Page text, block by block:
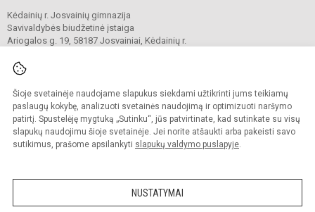
Šioje svetainėje naudojame slapukus siekdami užtikrinti jums teikiamų
paslaugų kokybę, analizuoti svetainės naudojimą ir optimizuoti naršymo
patirtį. Spustelėję mygtuką „Sutinku“, jūs patvirtinate, kad sutinkate su visų
slapukų naudojimu šioje svetainėje. Jei norite atšaukti arba pakeisti savo
sutikimus, prašome apsilankyti slapukų valdymo puslapyje.
NUSTATYMAI
Kėdainių r. Josvainių gimnazija
Savivaldybės biudžetinė įstaiga
Ariogalos g. 19, 58187 Josvainiai, Kėdainių r.
El. p.
Duomenys kaupiami ir saugomi
Juridinių asmenų registre
Įmonės kodas 191018728
Kopijuoti turinį be raštiško gimnazijos sutikimo griežtai draudžiama.
Prieinamumo paraiška Slapukų valdymas